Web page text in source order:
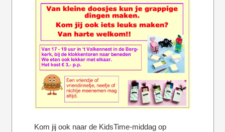
Kom jij ook naar de KidsTime-middag op